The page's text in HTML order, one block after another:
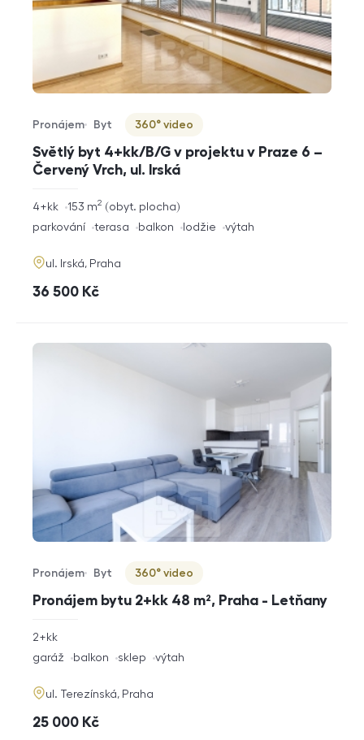
Světlý byt 4+kk/B/G v projektu v Praze 6 –
Červený Vrch, ul. Irská
Typ nabídky
Pronájem
Typ nemovitosti
Byt
Virtuální prohlídka
360° video
rozměry
dispozice
4+kk obyt. plocha
153 m2
funkce
parkování terasa balkon lodžie výtah
adresa
ul. Irská, Praha
cena
36 500 Kč
Pronájem bytu 2+kk 48 m², Praha - Letňany
Typ nabídky
Pronájem
Typ nemovitosti
Byt
Virtuální prohlídka
360° video
rozměry
2+kk
funkce
garáž balkon sklep výtah
adresa
ul. Terezínská, Praha
cena
25 000 Kč